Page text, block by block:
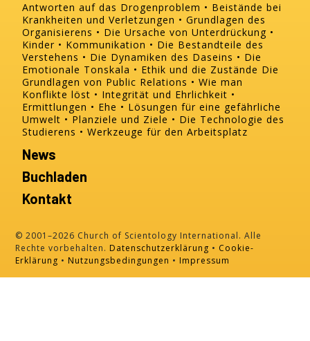
Antworten auf das Drogenproblem
Beistände bei
Krankheiten und Verletzungen
Grundlagen des
Organisierens
Die Ursache von Unterdrückung
Kinder
Kommunikation
Die Bestandteile des
Verstehens
Die Dynamiken des Daseins
Die
Emotionale Tonskala
Ethik und die Zustände Die
Grundlagen von Public Relations
Wie man
Konflikte löst
Integrität und Ehrlichkeit
Ermittlungen
Ehe
Lösungen für eine gefährliche
Umwelt
Planziele und Ziele
Die Technologie des
Studierens
Werkzeuge für den Arbeitsplatz
News
Buchladen
Kontakt
© 2001–2026 Church of Scientology International. Alle
Rechte vorbehalten. Datenschutzerklärung • Cookie-
Erklärung • Nutzungsbedingungen • Impressum